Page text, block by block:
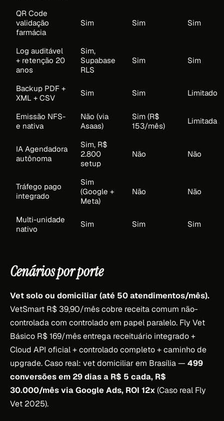
QR Code
validação
farmácia
Sim Sim Sim
Log auditável
+ retenção 20
anos
Sim,
Supabase
RLS
Sim Sim
Backup PDF +
XML + CSV
Sim Sim Limitado
Emissão NFS-
e nativa
Não (via
Asaas)
Sim (R$
153/mês)
Limitada
IA Agendadora
autônoma
Sim, R$
2.800
setup
Não Não
Tráfego pago
integrado
Sim
(Google +
Meta)
Não Não
Multi-unidade
nativo
Sim Sim Sim
Cenários por porte
Vet solo ou domiciliar (até 50 atendimentos/mês).
VetSmart R$ 39,90/mês cobre receita comum não-
controlada com controlado em papel paralelo. Fly Vet
Básico R$ 169/mês entrega receituário integrado +
Cloud API oficial + controlado completo + caminho de
upgrade. Caso real: vet domiciliar em Brasília — 499
conversões em 29 dias a R$ 5 cada, R$
30.000/mês via Google Ads, ROI 12x(Caso real Fly
Vet 2025).